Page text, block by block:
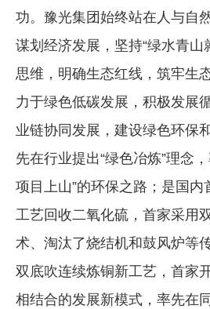
功。豫光集团始终站在人与自
谋划经济发展，坚持“绿水青山
思维，明确生态红线，筑牢生
力于绿色低碳发展，积极发展
业链协同发展，建设绿色环保
先在行业提出“绿色冶炼”理念，
项目上山”的环保之路；是国内
工艺回收二氧化硫，首家采用
术、淘汰了烧结机和鼓风炉等
双底吹连续炼铜新工艺，首家
相结合的发展新模式，率先在